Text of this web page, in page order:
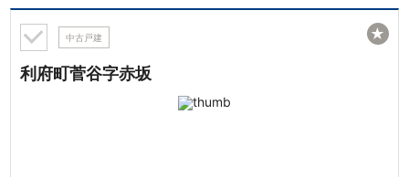
中古戸建
利府町菅谷字赤坂
★